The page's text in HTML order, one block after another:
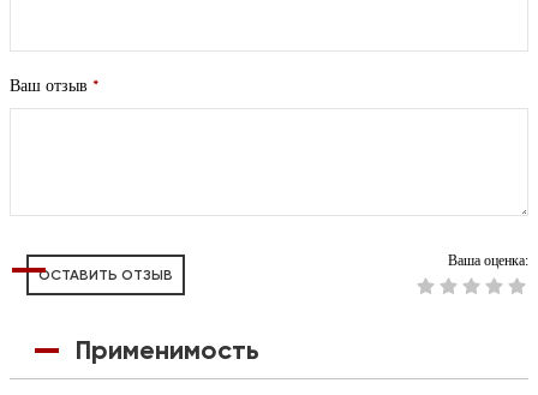
Ваш отзыв *
ОСТАВИТЬ ОТЗЫВ
Ваша оценка:
Применимость